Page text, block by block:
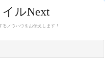
ルNext
ノウハウをお伝えします！